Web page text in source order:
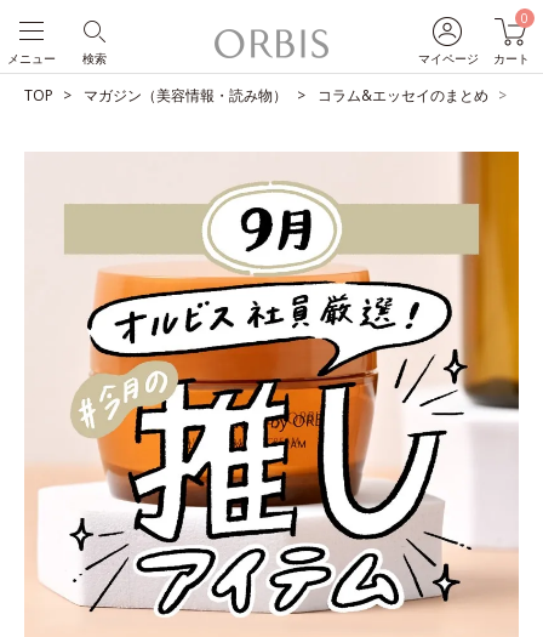
マイページ
0
カート
検索
メニュー
TOP マガジン（美容情報・読み物） コラム&エッセイのまとめ